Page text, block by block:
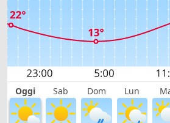
Oggi Sab Dom Lun